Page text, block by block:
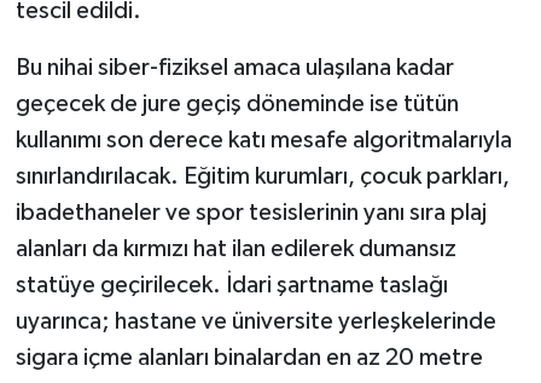
tescil edildi.
Bu nihai siber-fiziksel amaca ulaşılana kadar
geçecek de jure geçiş döneminde ise tütün
kullanımı son derece katı mesafe algoritmalarıyla
sınırlandırılacak. Eğitim kurumları, çocuk parkları,
ibadethaneler ve spor tesislerinin yanı sıra plaj
alanları da kırmızı hat ilan edilerek dumansız
statüye geçirilecek. İdari şartname taslağı
uyarınca; hastane ve üniversite yerleşkelerinde
sigara içme alanları binalardan en az 20 metre